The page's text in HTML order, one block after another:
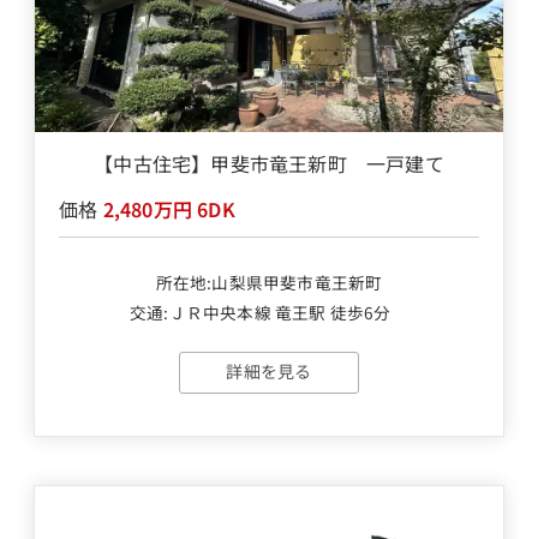
【中古住宅】甲斐市竜王新町 一戸建て
価格 2,480万円 6DK
所在地:山梨県甲斐市竜王新町
交通: ＪＲ中央本線 竜王駅 徒歩6分
詳細を見る